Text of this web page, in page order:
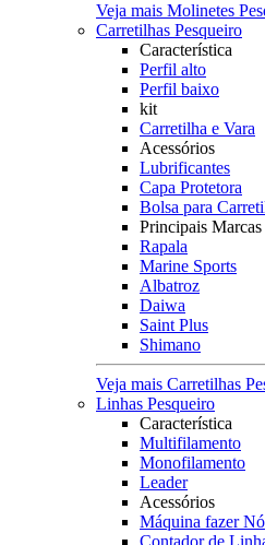
Veja mais Molinetes
Carretilhas Pesqueiro
Característica
Perfil alto
Perfil baixo
kit
Carretilha e Vara
Acessórios
Lubrificantes
Capa Protetora
Bolsa para
Principais Marcas
Rapala
Marine Sports
Albatroz
Daiwa
Saint Plus
Shimano
Veja mais Carretilhas
Linhas Pesqueiro
Característica
Multifilamento
Monofilamento
Leader
Acessórios
Máquina fazer Nó
Contador de